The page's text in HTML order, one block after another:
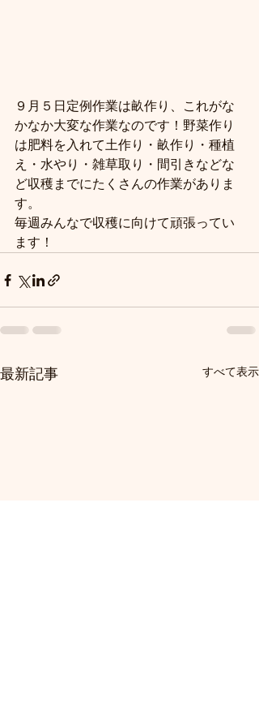
９月５日定例作業は畝作り、これがな
かなか大変な作業なのです！野菜作り
は肥料を入れて土作り・畝作り・種植
え・水やり・雑草取り・間引きなどな
ど収穫までにたくさんの作業がありま
す。
毎週みんなで収穫に向けて頑張ってい
ます！
最新記事 すべて表示